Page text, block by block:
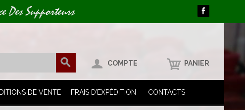
Des Supporteurs
COMPTE PANIER
DE VENTE FRAIS D’EXPÉDITION CONTACTS